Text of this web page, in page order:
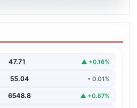
2 Nisan 2026: Altın
oldu? Gram, çeyrek,
47.71 ▲ +0.16%
55.04 • 0.01%
6548.8 ▲ +0.87%